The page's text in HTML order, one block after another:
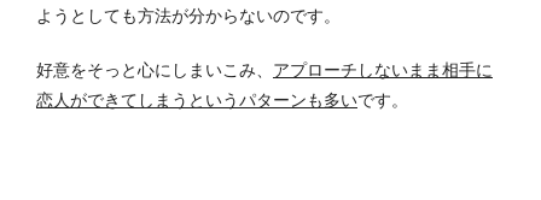
ようとしても方法が分からないのです。
好意をそっと心にしまいこみ、 アプローチしないまま相手に
恋人ができてしまうというパターンも多いです。